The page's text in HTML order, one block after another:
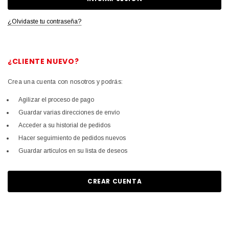
¿Olvidaste tu contraseña?
¿CLIENTE NUEVO?
Crea una cuenta con nosotros y podrás:
Agilizar el proceso de pago
Guardar varias direcciones de envío
Acceder a su historial de pedidos
Hacer seguimiento de pedidos nuevos
Guardar artículos en su lista de deseos
CREAR CUENTA